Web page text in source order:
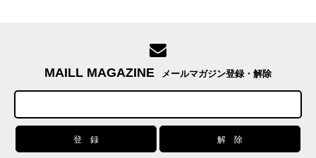
MAILL MAGAZINE メールマガジン登録・解除